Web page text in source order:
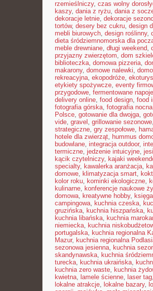
rzemieślniczy, czas wolny
kaszy, dania z ryżu, dania z
dekoracje letnie, dekoracje
tortów, desery bez cukru, design
mebli biurowych, design roślinny,
dieta śródziemnomorska dla
meble drewniane, długi weekend,
przyjazny zwierzętom, dom
biblioteczka, domowa pizzeria,
makarony, domowe nalewki,
rekreacyjna, ekopodróże,
etykiety spożywcze, eventy
przygodowe, fermentowane napoje
delivery online, food design, food
fotografia górska, fotografia nocna
Polsce, gotowanie dla dwojga,
vide, gravel , grillowanie sezonowe,
strategiczne, gry zespołowe,
hotele dla zwierząt, hummus
budowlane, integracja outdoor,
termiczne, jedzenie intuicyjne,
kącik czytelniczy, kajaki
specialty, kawalerka aranżacja,
domowe, klimatyzacja smart,
kolor roku, kominki ekologiczne,
kulinarne, konferencje naukowe
domowa, kreatywne hobby,
campingowa, kuchnia czeska,
gruzińska, kuchnia hiszpańska,
kuchnia libańska, kuchnia
niemiecka, kuchnia
portugalska, kuchnia regionalna
Mazur, kuchnia regionalna
sezonowa jesienna, kuchnia
skandynawska, kuchnia
turecka, kuchnia ukraińska,
kuchnia zero waste, kuchnia
kwietna, lamele ścienne, laser tag,
lokalne atrakcje, lokalne bazary,